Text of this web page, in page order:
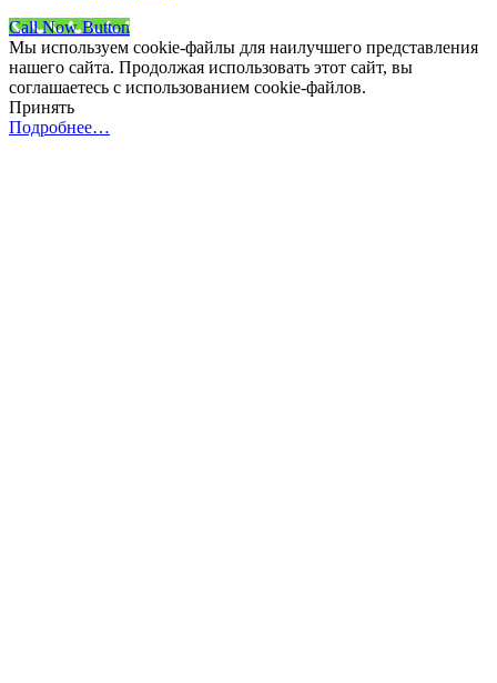
Call Now Button
Мы используем cookie-файлы для наилучшего представления
нашего сайта. Продолжая использовать этот сайт, вы
соглашаетесь с использованием cookie-файлов.
Принять
Подробнее…